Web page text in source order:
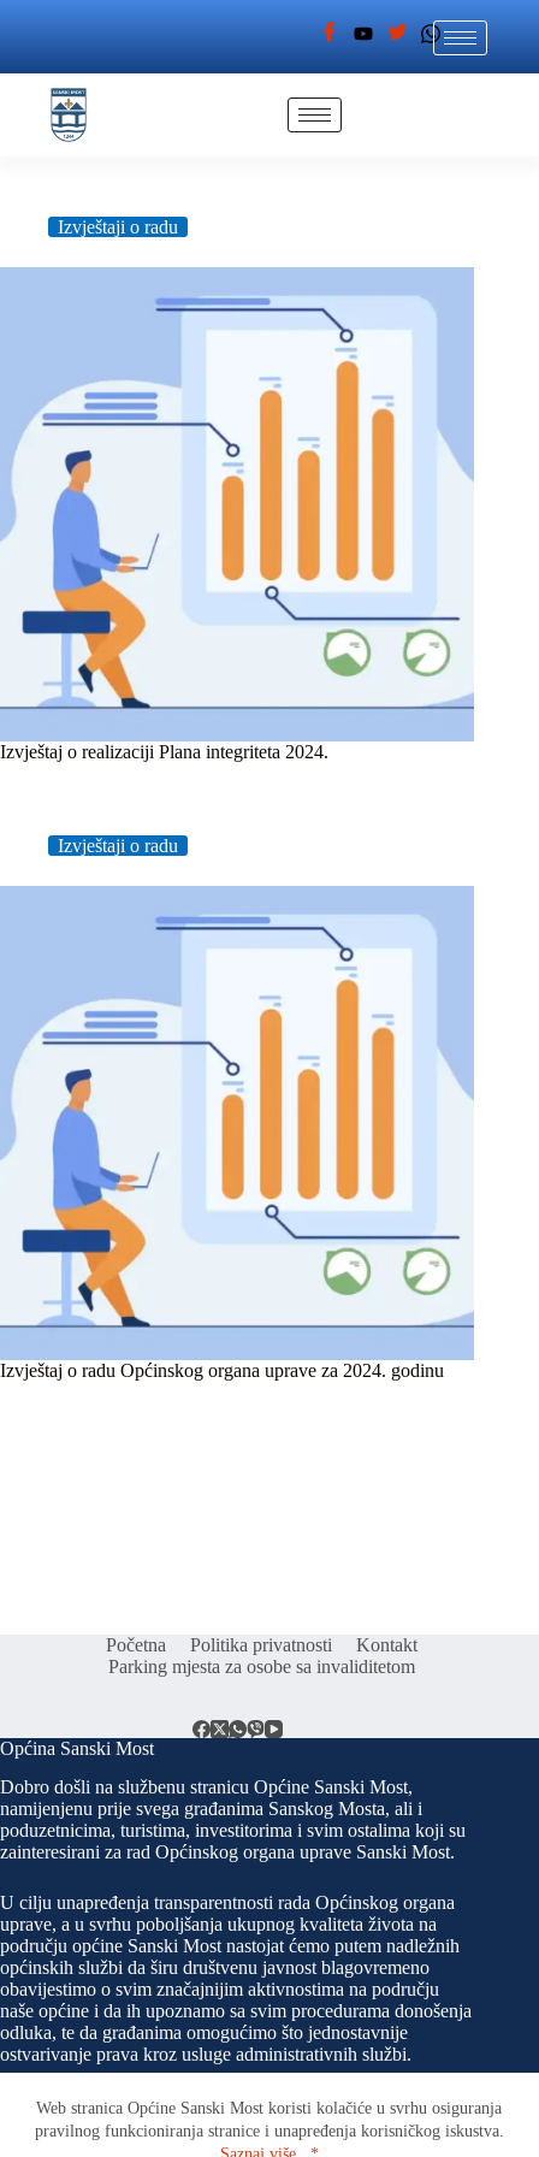
Web stranica Općine Sanski Most koristi kolačiće u svrhu osiguranja
pravilnog funkcioniranja stranice i unapređenja korisničkog iskustva.
Izvještaji o radu
Izvještaj o realizaciji Plana integriteta 2024.
Izvještaji o radu
Izvještaj o radu Općinskog organa uprave za 2024. godinu
Početna Politika privatnosti
Kontakt
Parking mjesta za osobe sa invaliditetom
Općina Sanski Most
Dobro došli na službenu stranicu Općine Sanski Most,
namijenjenu prije svega građanima Sanskog Mosta, ali i
poduzetnicima, turistima, investitorima i svim ostalima koji su
zainteresirani za rad Općinskog organa uprave Sanski Most.
U cilju unapređenja transparentnosti rada Općinskog organa
uprave, a u svrhu poboljšanja ukupnog kvaliteta života na
području općine Sanski Most nastojat ćemo putem nadležnih
općinskih službi da širu društvenu javnost blagovremeno
obavijestimo o svim značajnijim aktivnostima na području
naše općine i da ih upoznamo sa svim procedurama donošenja
odluka, te da građanima omogućimo što jednostavnije
ostvarivanje prava kroz usluge administrativnih službi.
Kontakt